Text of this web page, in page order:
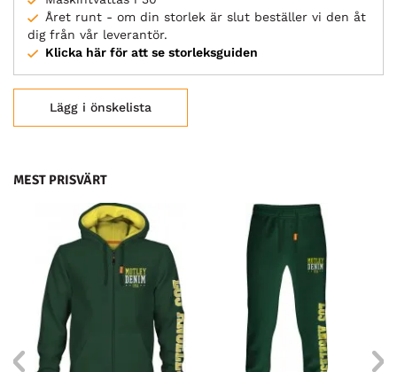
Året runt - om din storlek är slut beställer vi den åt
dig från vår leverantör.
Klicka här för att se storleksguiden
Lägg i önskelista
MEST PRISVÄRT